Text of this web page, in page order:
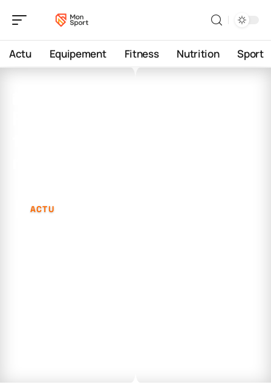
Actu Equipement Fitness Nutrition Sport
ACTU